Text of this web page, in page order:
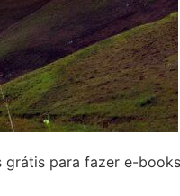
para fazer e-